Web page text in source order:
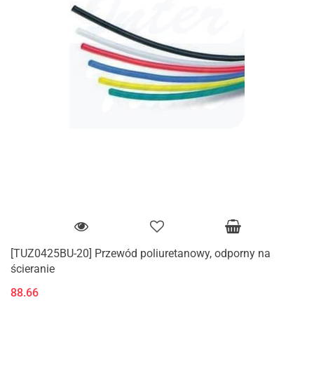
[TUZ0425BU-20] Przewód poliuretanowy, odporny na
ścieranie
88.66